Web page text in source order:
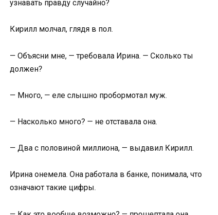
узнавать правду случайно?
Кирилл молчал, глядя в пол.
— Объясни мне, — требовала Ирина. — Сколько ты
должен?
— Много, — еле слышно пробормотал муж.
— Насколько много? — не отставала она.
— Два с половиной миллиона, — выдавил Кирилл.
Ирина онемела. Она работала в банке, понимала, что
означают такие цифры.